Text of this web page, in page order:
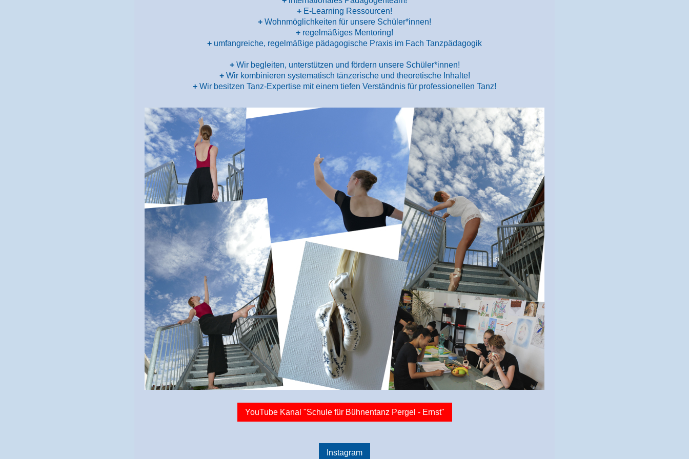
+ E-Learning Ressourcen!
+ Wohnmöglichkeiten für unsere Schüler*innen!
+ regelmäßiges Mentoring!
+ umfangreiche, regelmäßige pädagogische Praxis im Fach Tanzpädagogik
+Wir begleiten, unterstützen und fördern unsere Schüler*innen!
+Wir kombinieren systematisch tänzerische und theoretische Inhalte!
+ Wir besitzen Tanz-Expertise mit einem tiefen Verständnis für professionellen Tanz!
YouTube Kanal "Schule für Bühnentanz Pergel - Ernst"
Instagram